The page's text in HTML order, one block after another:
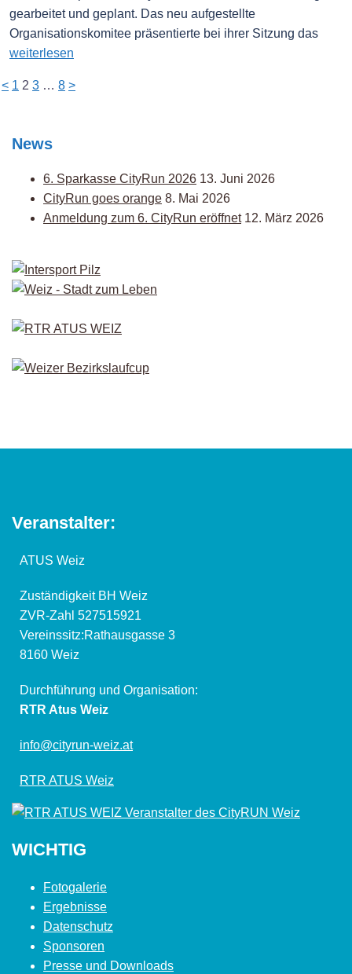
gearbeitet und geplant. Das neu aufgestellte
Organisationskomitee präsentierte bei ihrer Sitzung das
weiterlesen
Seitennummerierung
< 1 2 3 … 8 >
News
6. Sparkasse CityRun 2026 13. Juni 2026
CityRun goes orange 8. Mai 2026
Anmeldung zum 6. CityRun eröffnet 12. März 2026
Veranstalter:
ATUS Weiz
Zuständigkeit BH Weiz
ZVR-Zahl 527515921
Vereinssitz:Rathausgasse 3
8160 Weiz
Durchführung und Organisation:
RTR Atus Weiz
info@cityrun-weiz.at
RTR ATUS Weiz
WICHTIG
Fotogalerie
Ergebnisse
Datenschutz
Sponsoren
Presse und Downloads